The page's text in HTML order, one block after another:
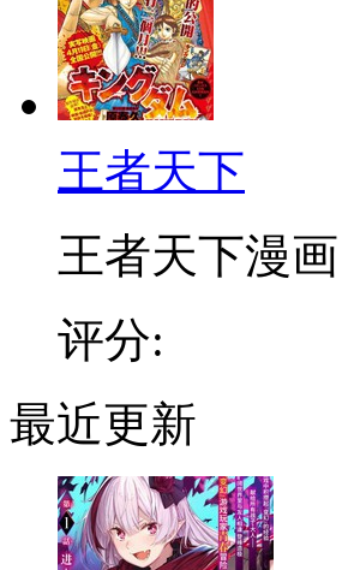
王者天下
王者天下漫
评分:
最近更新